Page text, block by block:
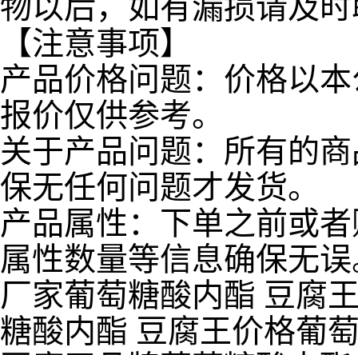
物以后，如有漏损请及
【注意事项】
产品价格问题：价格以
报价仅供参考。
关于产品问题：所有的
保无任何问题才发货。
产品属性：下单之前或
属性数量等信息确保无
厂家葡萄糖酸内酯 豆腐
糖酸内酯 豆腐王价格葡